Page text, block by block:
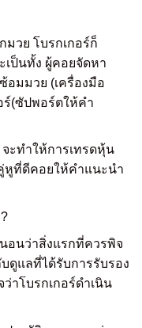
มวย โบรกเกอร์ก็
เป็นทั้ง ผู้คอยจัดหา
อมมวย (เครื่องมือ
ร์(ซัปพอร์ตให้คำ
ะทำให้การเทรดหุ้น
หูที่ดีคอยให้คำแนะนำ
อนว่าสิ่งแรกที่ควรพิจ
ดูแลที่ได้รับการรับรอง
าโบรกเกอร์ดำเนิน